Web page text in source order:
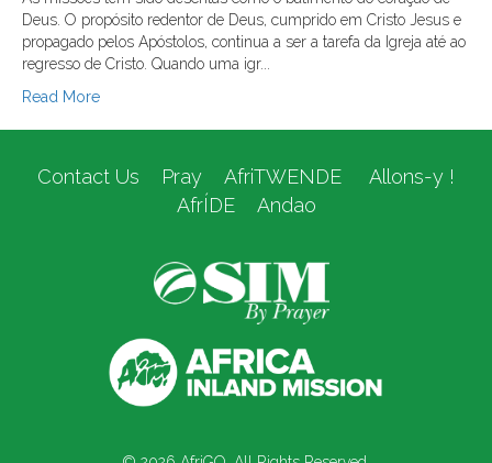
Deus. O propósito redentor de Deus, cumprido em Cristo Jesus e
propagado pelos Apóstolos, continua a ser a tarefa da Igreja até ao
regresso de Cristo. Quando uma igr...
Read More
Contact Us Pray AfriTWENDE
Allons-y !
AfrÍDE
Andao